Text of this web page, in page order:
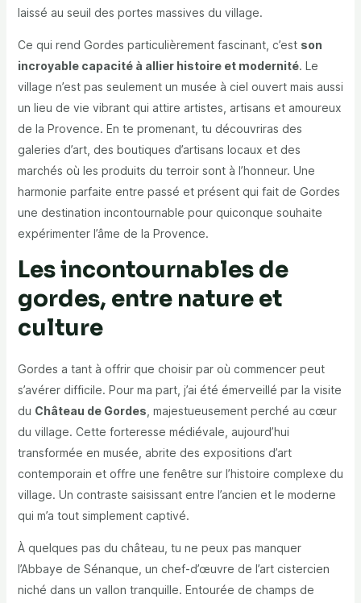
laissé au seuil des portes massives du village.
Ce qui rend Gordes particulièrement fascinant, c’est son
incroyable capacité à allier histoire et modernité. Le
village n’est pas seulement un musée à ciel ouvert mais aussi
un lieu de vie vibrant qui attire artistes, artisans et amoureux
de la Provence. En te promenant, tu découvriras des
galeries d’art, des boutiques d’artisans locaux et des
marchés où les produits du terroir sont à l’honneur. Une
harmonie parfaite entre passé et présent qui fait de Gordes
une destination incontournable pour quiconque souhaite
expérimenter l’âme de la Provence.
Les incontournables de
gordes, entre nature et
culture
Gordes a tant à offrir que choisir par où commencer peut
s’avérer difficile. Pour ma part, j’ai été émerveillé par la visite
du Château de Gordes , majestueusement perché au cœur
du village. Cette forteresse médiévale, aujourd’hui
transformée en musée, abrite des expositions d’art
contemporain et offre une fenêtre sur l’histoire complexe du
village. Un contraste saisissant entre l’ancien et le moderne
qui m’a tout simplement captivé.
À quelques pas du château, tu ne peux pas manquer
l’Abbaye de Sénanque, un chef-d’œuvre de l’art cistercien
niché dans un vallon tranquille. Entourée de champs de